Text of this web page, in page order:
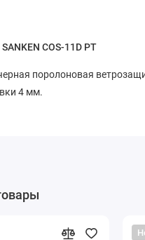
COS-11D PT
поролоновая
4 мм.